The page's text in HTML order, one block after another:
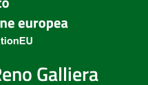
Galliera